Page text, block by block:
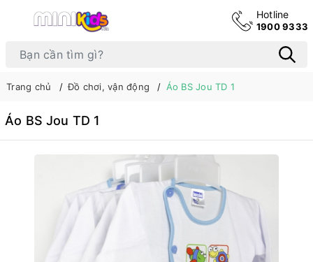
Hotline
1900 9333
Trang chủ Đồ chơi, vận động Áo BS Jou TD 1
Áo BS Jou TD 1